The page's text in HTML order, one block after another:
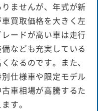
ませんが、年式が新
買取価格を大きく左
ードが高い車は走行
なども充実している
なるのです。また、
仕様車や限定モデル
車相場が高騰するた
す。